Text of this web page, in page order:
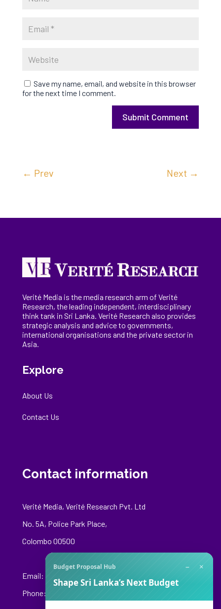
Save my name, email, and website in this browser
for the next time I comment.
Submit Comment
← Prev Next →
Verité Media is the media research arm of Verité
Research, theleading independent, interdisciplinary
think tank in Sri Lanka. Verité Research also provides
strategic analysis and advice to governments,
international organisations and the private sector in
Asia.
Explore
About Us
Contact Us
Contact information
Verité Media, Verité Research Pvt. Ltd
No. 5A, Police Park Place,
Colombo 00500
Email:
Phone: +94 76 148 8544
Budget Proposal Hub − ×
Shape Sri Lanka’s Next Budget